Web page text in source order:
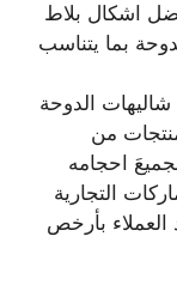
اشكال بلاط
بما يتناسب
الدوحة
من
احجامه
التجارية
العملاء بأرخص